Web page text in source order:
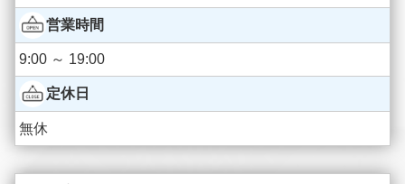
営業時間
9:00 ～ 19:00
定休日
無休